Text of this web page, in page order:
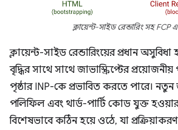
ক্লায়েন্ট-সাইড রেন্ডারিং সহ FCP
ক্লায়েন্ট-সাইড রেন্ডারিংয়ের প্রধান
বৃদ্ধির সাথে সাথে জাভাস্ক্রিপ্টের প্রয়োজনীয়
পৃষ্ঠার INP-কে প্রভাবিত করতে পারে। নতুন
পলিফিল এবং থার্ড-পার্টি কোড যুক্ত
বিশেষভাবে কঠিন হয়ে ওঠে, যা